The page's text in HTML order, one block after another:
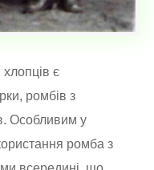
хлопців є
ромбів з
Особливим у
ромба з